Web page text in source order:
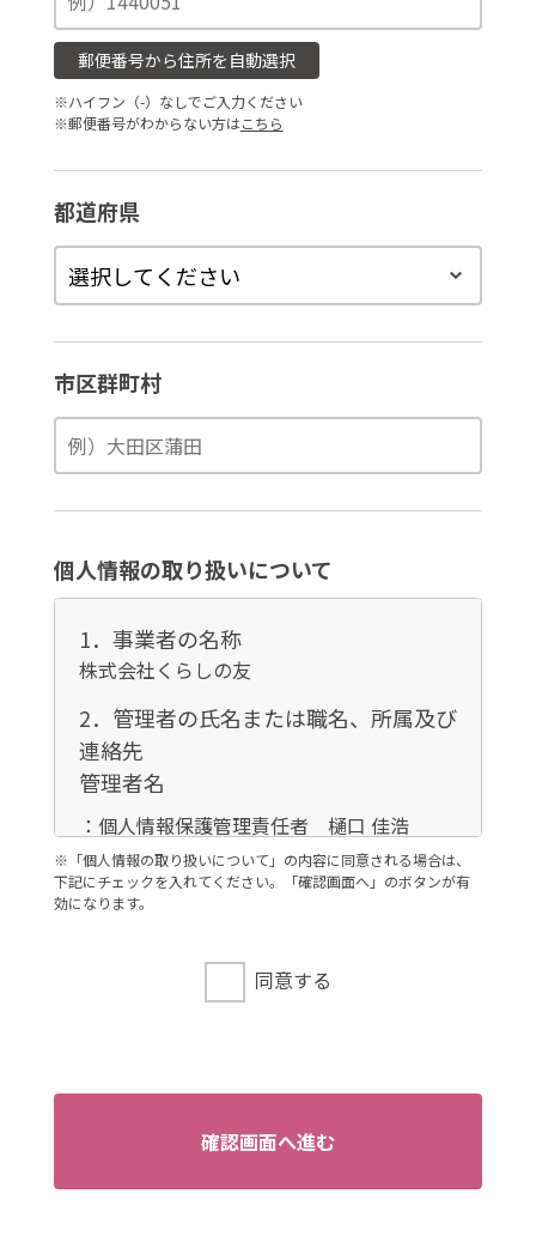
郵便番号から住所を自動選択
※ハイフン（-）なしでご入力ください
※郵便番号がわからない方はこちら
都道府県
市区群町村
個人情報の取り扱いについて
1．事業者の名称
株式会社くらしの友
2．管理者の氏名または職名、所属及び
連絡先
管理者名
：個人情報保護管理責任者 樋口 佳浩
連絡先
：03-3735-3102
ご本人より書面等（ホームページや電子メ
ール等によるものを含む。以下「書面」と
わせ・お申込みに関する回答、資料送付、
※「個人情報の取り扱いについて」の内容に同意される場合は、
下記にチェックを入れてください。「確認画面へ」のボタンが有
効になります。
同意する
確認画面へ進む